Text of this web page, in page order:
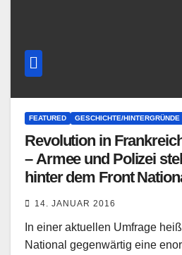
FEATURED GESCHICHTE/HINTERGRÜNDE
Revolution in
– Armee und Polizei
hinter dem Front
14. JANUAR 2016
In einer aktuellen Umfrage
National gegenwärtig eine